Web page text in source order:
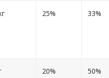
25% 33%
20% 50%